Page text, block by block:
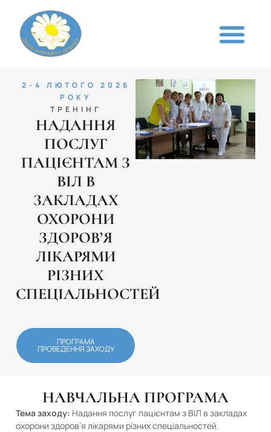
2-4 ЛЮТОГО 2026
РОКУ
ТРЕНІНГ
НАДАННЯ
ПОСЛУГ
ПАЦІЄНТАМ З
ВІЛ В
ЗАКЛАДАХ
ОХОРОНИ
ЗДОРОВ’Я
ЛІКАРЯМИ
РІЗНИХ
СПЕЦІАЛЬНОСТЕЙ
ПРОГРАМА
ПРОВЕДЕННЯ ЗАХОДУ
НАВЧАЛЬНА ПРОГРАМА
Тема заходу: Надання послуг пацієнтам з ВІЛ в закладах
охорони здоров’я лікарями різних спеціальностей.